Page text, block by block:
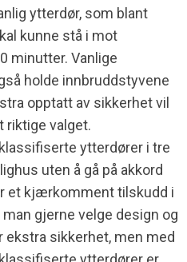
ytterdør, som blant
kunne stå i mot
minutter. Vanlige
holde innbruddstyvene
opptatt av sikkerhet vil
riktige valget.
ytterdører i tre
uten å gå på akkord
et kjærkomment tilskudd i
gjerne velge design og
sikkerhet, men med